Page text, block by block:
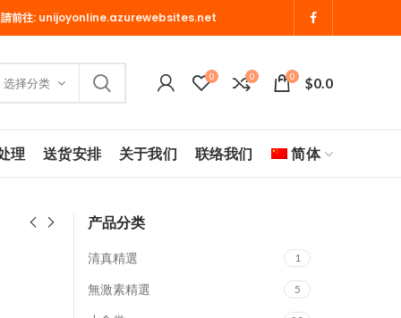
前往: unijoyonline.azurewebsites.net
选择分类 0 0 0 $0.0
理 送货安排 关于我们 联络我们 简体
产品分类
清真精選 1
無激素精選 5